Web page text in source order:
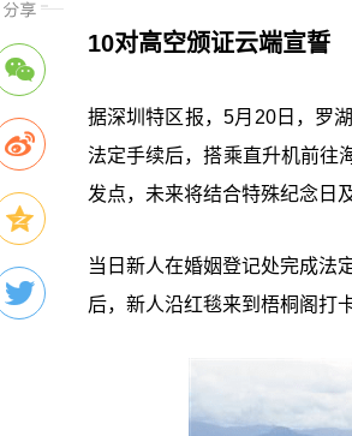
10对高空颁证云端宣誓
据深圳特区报，5月20日，罗
法定手续后，搭乘直升机前往
发点，未来将结合特殊纪念日
当日新人在婚姻登记处完成法
后，新人沿红毯来到梧桐阁打